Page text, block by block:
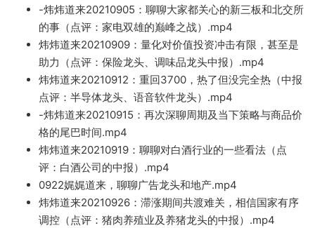
-炜炜道来20210905：聊聊大家都关心的新三板和北交所
的事（点评：家电双雄的巅峰之战）.mp4
炜炜道来20210909：量化对价值投资冲击有限，甚至是
助力（点评：保险龙头、调味品龙头中报） .mp4
炜炜道来20210912：重回3700，热了但没完全热 （中报
点评：半导体龙头、语音软件龙头）.mp4
-炜炜道来20210915：再次深聊周期及当下策略与商品价
格的尾巴时间.mp4
炜炜道来20210919：聊聊对白酒行业的一些看法（点
评：白酒公司的中报）.mp4
0922娓娓道来，聊聊广告龙头和地产.mp4
炜炜道来20210926：滞涨期间共渡难关，相信国家有序
调控（点评：猪肉养殖业及养猪龙头的中报）.mp4